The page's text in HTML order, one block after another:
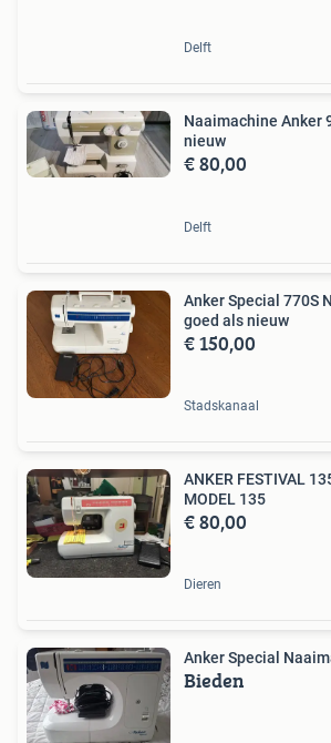
Delft
Naaimachine Anker
nieuw
€ 80,00
Delft
Anker Special 770S
goed als nieuw
€ 150,00
Stadskanaal
ANKER FESTIVAL
MODEL 135
€ 80,00
Dieren
Anker Special
Bieden